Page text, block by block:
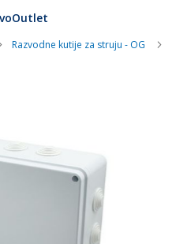
Outlet
Razvodne kutije za struju - OG